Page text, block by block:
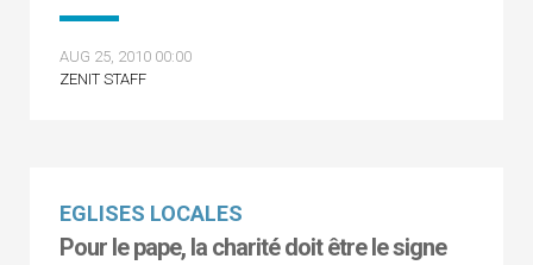
AUG 25, 2010 00:00
ZENIT STAFF
EGLISES LOCALES
Pour le pape, la charité doit être le signe